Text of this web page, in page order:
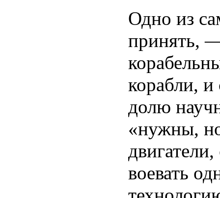
Одно из
принять, —
корабли,
долю
«нужны,
воевать